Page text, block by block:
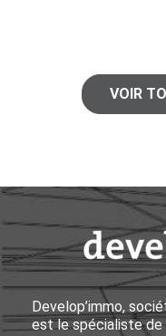
VOIR
Develop’immo,
est le spécialiste de